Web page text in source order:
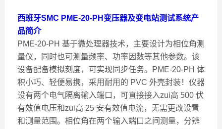
西班牙SMC PME-20-PH变压器及变电站测试系统产
品简介
PME-20-PH 基于微处理器技术，主要设计为相位角测
量仪，同时也可测量频率、功率因数等其他参数。该
设备配备模拟刻度，可实现同步任务。PME-20-PH 体
积小巧、轻便易携，采用耐用的 PVC 外壳封装！仪器
设有两个电气隔离输入端口，可直接接入zui高 500 伏
有效值电压和zui高 25 安有效值电流，无需更改设置
和测量范围。相位角在两个输入端口之间测量，分辨